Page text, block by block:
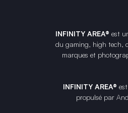
INFINITY AREA® est
du gaming, high tech,
marques et
INFINITY AREA®
propulsé par